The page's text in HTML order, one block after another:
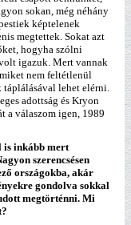
sokan, még néhány
képtelenek
megtettek. Sokat azt
hogyha szólni
igazuk. Mert vannak
nem feltétlenül
táplálásával lehet elérni.
adottság és Kryon
a válaszom igen, 1989
is inkább mert
szerencsésen
országokba, akár
gondolva sokkal
megtörténni. Mi